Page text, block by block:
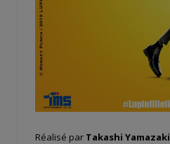
Réalisé par Takashi Yamazaki